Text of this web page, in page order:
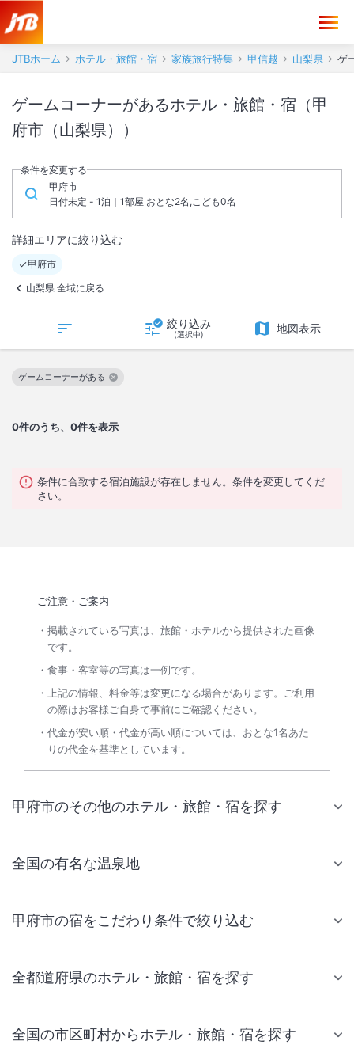
JTBホーム ホテル・旅館・宿 家族旅行特集 甲信越 山梨県 ゲ
ゲームコーナーがあるホテル・旅館・宿（甲
府市（山梨県））
条件を変更する
甲府市
日付未定 - 1泊｜1部屋 おとな2名,こども0名
詳細エリアに絞り込む
甲府市
山梨県 全域に戻る
絞り込み
(選択中) 地図表示
0件のうち、0件を表示
ゲームコーナーがある
この絞り込み条件を解除
条件に合致する宿泊施設が存在しません。条件を変更してくだ
さい。
ご注意・ご案内
掲載されている写真は、旅館・ホテルから提供された画像
です。
食事・客室等の写真は一例です。
上記の情報、料金等は変更になる場合があります。ご利用
の際はお客様ご自身で事前にご確認ください。
代金が安い順・代金が高い順については、おとな1名あた
りの代金を基準としています。
甲府市のその他のホテル・旅館・宿を探す
全国の有名な温泉地
甲府市の宿をこだわり条件で絞り込む
全都道府県のホテル・旅館・宿を探す
全国の市区町村からホテル・旅館・宿を探す